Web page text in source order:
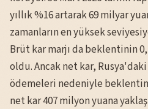
yıllık %16 artarak 69 milyar
zamanların en yüksek
Brüt kar marjı da beklentinin
oldu. Ancak net kar,
ödemeleri nedeniyle
net kar 407 milyon yuana